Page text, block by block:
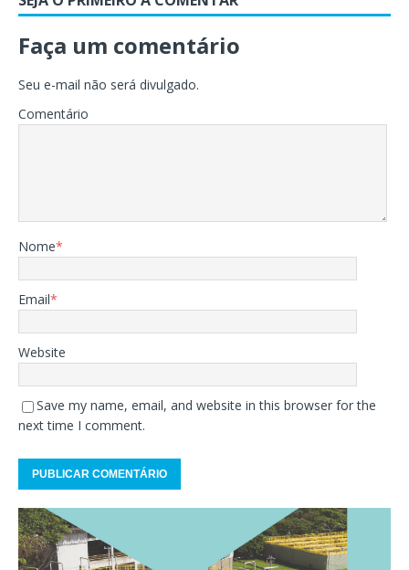
Faça um comentário
Seu e-mail não será divulgado.
Comentário
Nome*
Email*
Website
Save my name, email, and website in this browser for the
next time I comment.